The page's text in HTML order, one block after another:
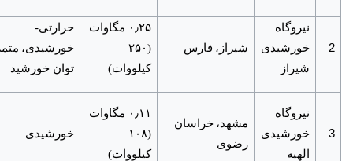
2
نیروگاه
خورشیدی
شیراز
شیراز، فارس
۰ ٫
۲۵ مگاوات
(۲۵۰
کیلووات)
حرارتی-
خورشیدی،
توان خورشید
3
نیروگاه
خورشیدی
الهیه
مشهد، خراسان
رضوی
۰ ٫
۱۱ مگاوات
(۱۰۸
کیلووات)
خورشیدی